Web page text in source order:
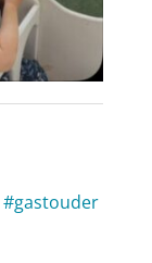
#gastouder